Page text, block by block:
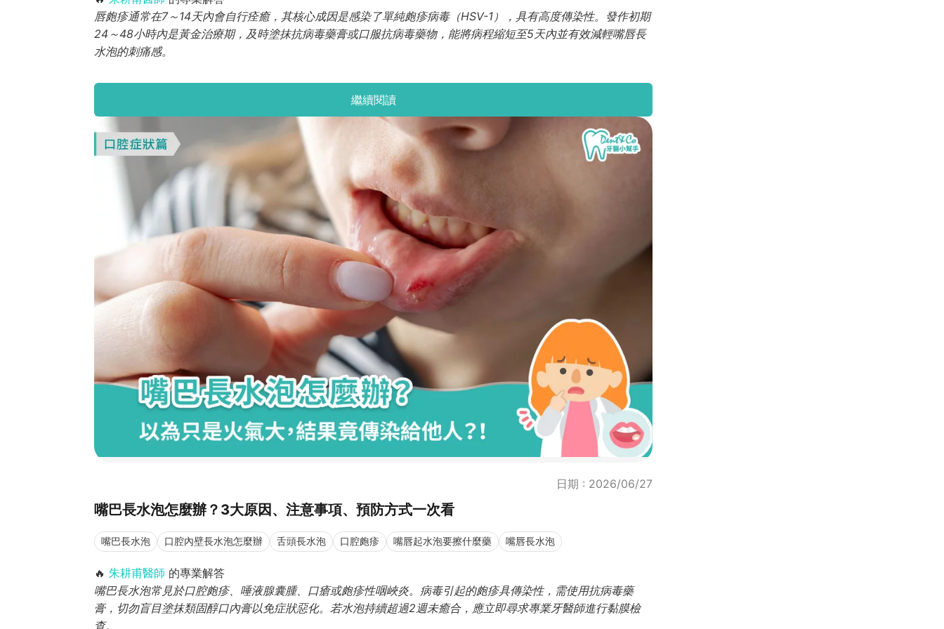
唇皰疹通常在7～14天內會自行痊癒，其核心成因是感染了單純皰疹病毒（HSV-1），具有高度傳染性。發作初期
24～48小時內是黃金治療期，及時塗抹抗病毒藥膏或口服抗病毒藥物，能將病程縮短至5天內並有效減輕嘴唇長
水泡的刺痛感。
繼續閱讀
日期 : 2026/06/27
嘴巴長水泡怎麼辦？3大原因、注意事項、預防方式一次看
嘴巴長水泡 口腔內壁長水泡怎麼辦 舌頭長水泡 口腔皰疹 嘴唇起水泡要擦什麼藥 嘴唇長水泡
🔥 朱耕甫醫師 的專業解答
嘴巴長水泡常見於口腔皰疹、唾液腺囊腫、口瘡或皰疹性咽峽炎。病毒引起的皰疹具傳染性，需使用抗病毒藥
膏，切勿盲目塗抹類固醇口內膏以免症狀惡化。若水泡持續超過2週未癒合，應立即尋求專業牙醫師進行黏膜檢
查。